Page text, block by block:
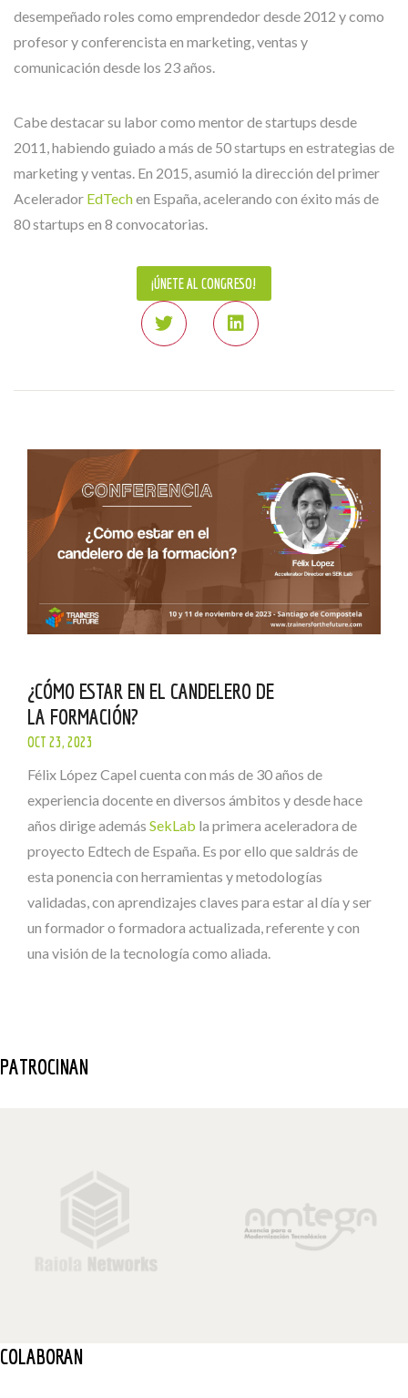
desempeñado roles como emprendedor desde 2012 y como
profesor y conferencista en marketing, ventas y
comunicación desde los 23 años.
Cabe destacar su labor como mentor de startups desde
2011, habiendo guiado a más de 50 startups en estrategias de
marketing y ventas. En 2015, asumió la dirección del primer
Acelerador EdTechen España, acelerando con éxito más de
80 startups en 8 convocatorias.
¡ÚNETE AL CONGRESO!
¿CÓMO ESTAR EN EL CANDELERO DE
LA FORMACIÓN?
OCT 23, 2023
Félix López Capel cuenta con más de 30 años de
experiencia docente en diversos ámbitos y desde hace
años dirige además SekLab la primera aceleradora de
proyecto Edtech de España. Es por ello que saldrás de
esta ponencia con herramientas y metodologías
validadas, con aprendizajes claves para estar al día y ser
un formador o formadora actualizada, referente y con
una visión de la tecnología como aliada.
PATROCINAN
COLABORAN